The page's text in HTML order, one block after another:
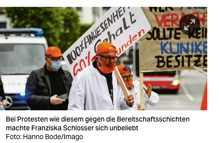
berlin
nord
wahrheit
verlag
verlag
veranstaltungen
shop
Bei Protesten wie diesem gegen die Bereitschaftsschichten
machte Franziska Schlosser sich unbeliebt
Foto: Hanno Bode/Imago